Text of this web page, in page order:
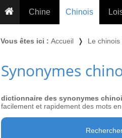
Chine
Conseils voyageurs
Proverbes
Cuisine
Chinois
Grammaire
Exos &
+50 Outils
Vous êtes ici : Accueil ❭ Le
Synonymes
dictionnaire des synonymes
facilement et rapidement des mots